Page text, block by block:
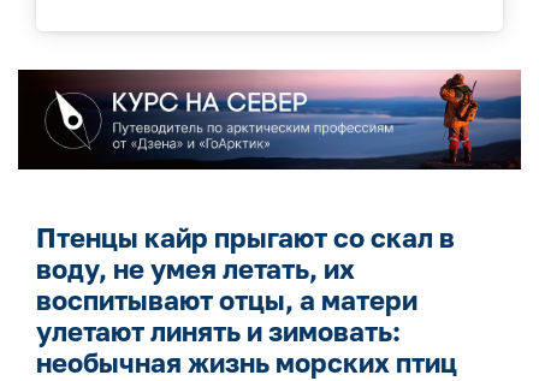
Птенцы кайр прыгают со скал в
воду, не умея летать, их
воспитывают отцы, а матери
улетают линять и зимовать:
необычная жизнь морских птиц